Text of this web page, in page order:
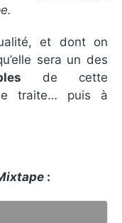
et dont on
sera un des
de cette
traite… puis à
: